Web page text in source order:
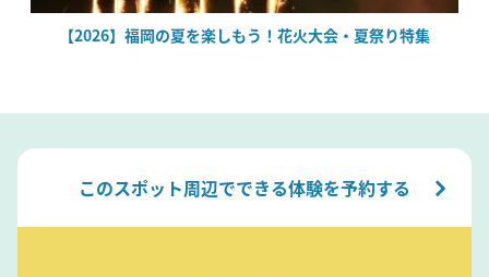
【2026】福岡の夏を楽しもう！花火大会・夏祭り特集
このスポット周辺でできる体験を予約する